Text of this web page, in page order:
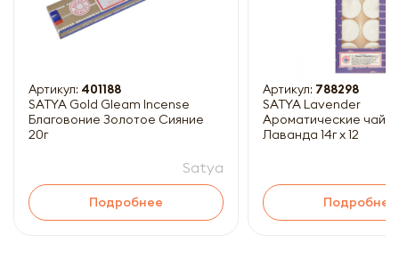
Артикул: 401188
SATYA Gold Gleam Incense
Благовоние Золотое Сияние
20г
Satya
Подробнее
Артикул: 788298
SATYA Lavender
Ароматические
Лаванда 14г x 12
Подробнее
Получить прайс-лист
Обязательны к заполнению